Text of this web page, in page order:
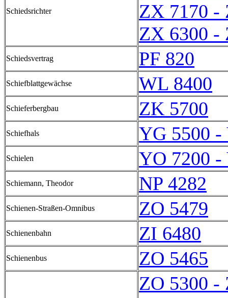
Schiedsrichter
ZX 7170 -
ZX 6300 -
Schiedsvertrag PF 820
Schiefblattgewächse WL 8400
Schieferbergbau ZK 5700
Schiefhals YG 5500 -
Schielen YO 7200 -
Schiemann, Theodor NP 4282
Schienen-Straßen-Omnibus ZO 5479
Schienenbahn ZI 6480
Schienenbus
ZO 5465
ZO 5300 -